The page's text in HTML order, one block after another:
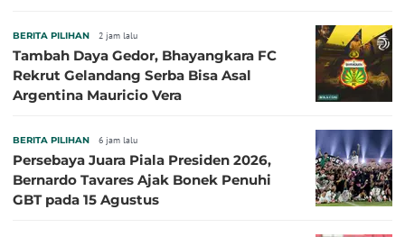
BERITA PILIHAN 2 jam lalu
Tambah Daya Gedor, Bhayangkara FC
Rekrut Gelandang Serba Bisa Asal
Argentina Mauricio Vera
BERITA PILIHAN 6 jam lalu
Persebaya Juara Piala Presiden 2026,
Bernardo Tavares Ajak Bonek Penuhi
GBT pada 15 Agustus